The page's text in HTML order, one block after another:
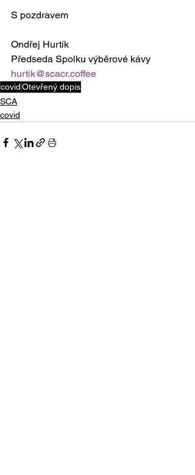
S pozdravem
Ondřej Hurtík
Předseda Spolku výběrové kávy
hurtik@scacr.coffee
covidOtevřený dopis
SCA
covid